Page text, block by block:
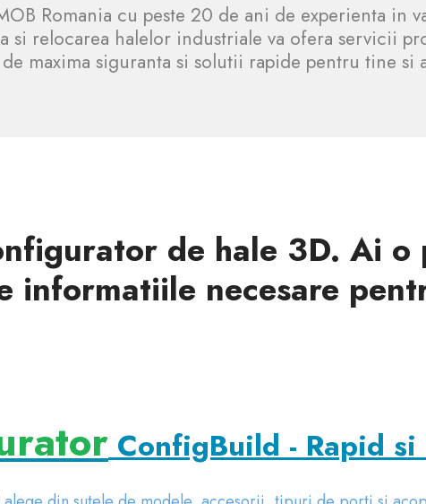
Romania cu peste 20 de ani de experienta in
si relocarea halelor industriale va ofera servicii
maxima siguranta si solutii rapide pentru tine si
de hale 3D. Ai
informatiile necesare
ConfigBuild - Rapid si